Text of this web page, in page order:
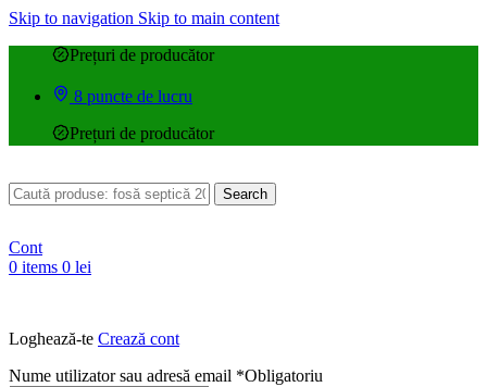
Skip to navigation Skip to main content
Prețuri de producător
8 puncte de lucru
Prețuri de producător
Search
Cont
0 items 0 lei
Loghează-te Crează cont
Nume utilizator sau adresă email *Obligatoriu